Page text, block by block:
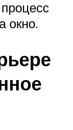
окно.